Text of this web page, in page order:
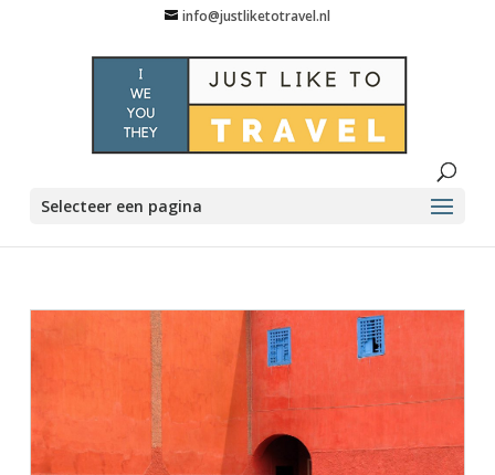
info@justliketotravel.nl
Selecteer een pagina